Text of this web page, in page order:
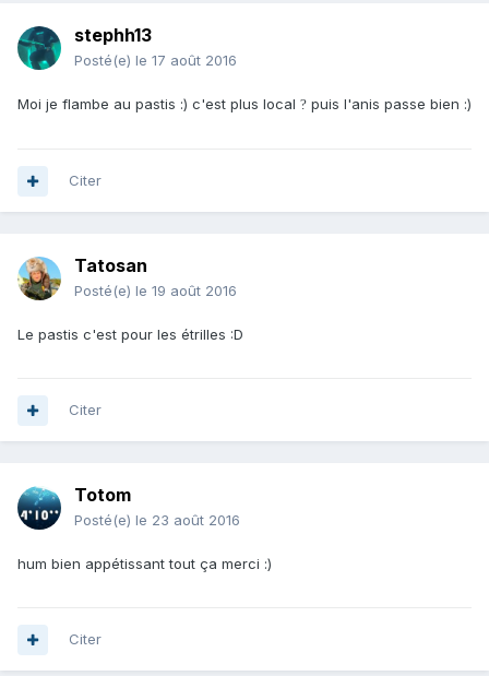
stephh13
Posté(e) le 17 août 2016
Moi je flambe au pastis :) c'est plus local ? puis l'anis passe bien :)
Citer
Tatosan
Posté(e) le 19 août 2016
Le pastis c'est pour les étrilles :D
Citer
Totom
Posté(e) le 23 août 2016
hum bien appétissant tout ça merci :)
Citer